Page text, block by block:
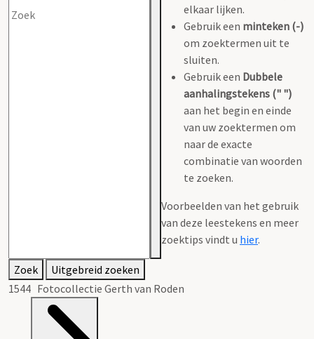
elkaar lijken.
Gebruik een minteken (-)
om zoektermen uit te
sluiten.
Gebruik een Dubbele
aanhalingstekens (" ")
aan het begin en einde
van uw zoektermen om
naar de exacte
combinatie van woorden
te zoeken.
Voorbeelden van het gebruik
van deze leestekens en meer
zoektips vindt u hier.
Zoek
Uitgebreid zoeken
1544 Fotocollectie Gerth van Roden